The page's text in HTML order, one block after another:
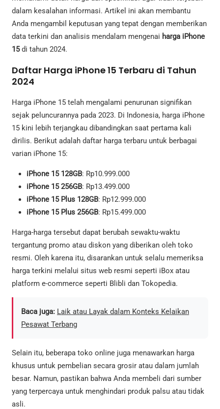
dalam kesalahan informasi. Artikel ini akan membantu
Anda mengambil keputusan yang tepat dengan memberikan
data terkini dan analisis mendalam mengenai harga iPhone
15di tahun 2024.
Daftar Harga iPhone 15 Terbaru di Tahun
2024
Harga iPhone 15 telah mengalami penurunan signifikan
sejak peluncurannya pada 2023. Di Indonesia, harga iPhone
15 kini lebih terjangkau dibandingkan saat pertama kali
dirilis. Berikut adalah daftar harga terbaru untuk berbagai
varian iPhone 15:
iPhone 15 128GB: Rp10.999.000
iPhone 15 256GB: Rp13.499.000
iPhone 15 Plus 128GB: Rp12.999.000
iPhone 15 Plus 256GB: Rp15.499.000
Harga-harga tersebut dapat berubah sewaktu-waktu
tergantung promo atau diskon yang diberikan oleh toko
resmi. Oleh karena itu, disarankan untuk selalu memeriksa
harga terkini melalui situs web resmi seperti iBox atau
platform e-commerce seperti Blibli dan Tokopedia.
Baca juga: Laik atau Layak dalam Konteks Kelaikan
Pesawat Terbang
Selain itu, beberapa toko online juga menawarkan harga
khusus untuk pembelian secara grosir atau dalam jumlah
besar. Namun, pastikan bahwa Anda membeli dari sumber
yang terpercaya untuk menghindari produk palsu atau tidak
asli.